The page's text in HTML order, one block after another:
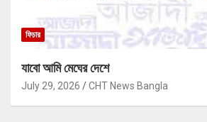
ফিচার
যাবো আমি মেঘের দেশে
July 29, 2026 CHT News Bangla